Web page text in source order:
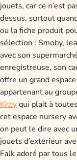
jouets, car ce n’est
dessus, surtout
ou la fiche produit
sélection : Smoby,
avec son
enregistreuse, son
offre un grand
appartenant au
Kittyqui plait à
cet espace nursery
on peut le dire avec
jouets d’extérieur
Falk adoré par tous